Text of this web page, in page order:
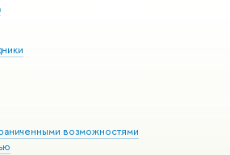
возможностями